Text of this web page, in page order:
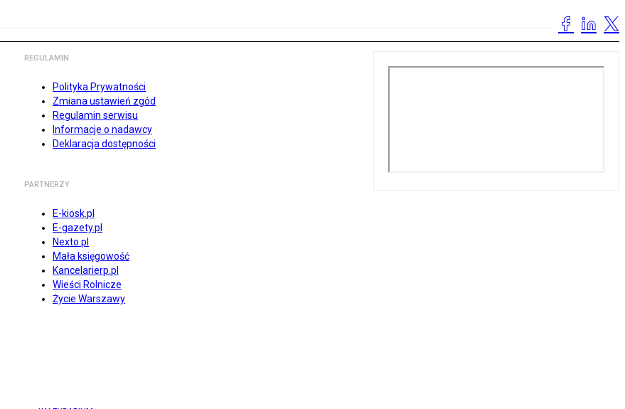
REGULAMIN
Polityka Prywatności
Zmiana ustawień zgód
Regulamin serwisu
Informacje o nadawcy
Deklaracja dostępności
PARTNERZY
E-kiosk.pl
E-gazety.pl
Nexto.pl
Mała księgowość
Kancelarierp.pl
Wieści Rolnicze
Życie Warszawy